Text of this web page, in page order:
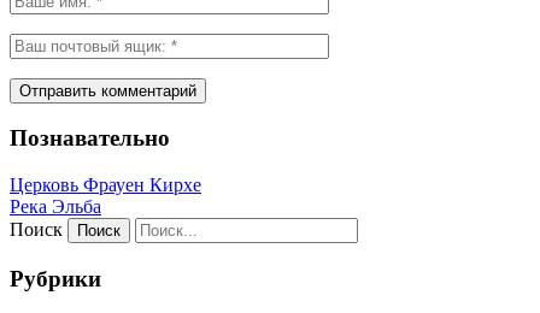
Познавательно
Церковь Фрауен Кирхе
Река Эльба
Поиск
Рубрики